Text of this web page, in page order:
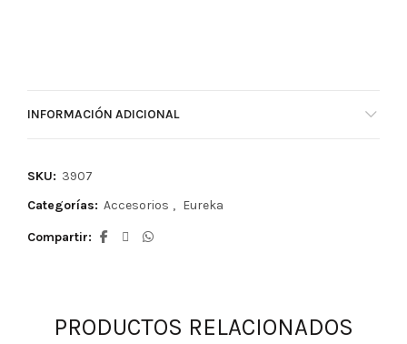
INFORMACIÓN ADICIONAL
SKU: 3907
Categorías: Accesorios , Eureka
Compartir
PRODUCTOS RELACIONADOS